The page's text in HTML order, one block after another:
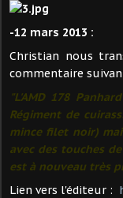
-12 mars 2013 :
Christian nous
commentaire
"L'AMD 178
Régiment de
mince filet noir)
avec des touches
est à nouveau très
Lien vers l'éditeur :